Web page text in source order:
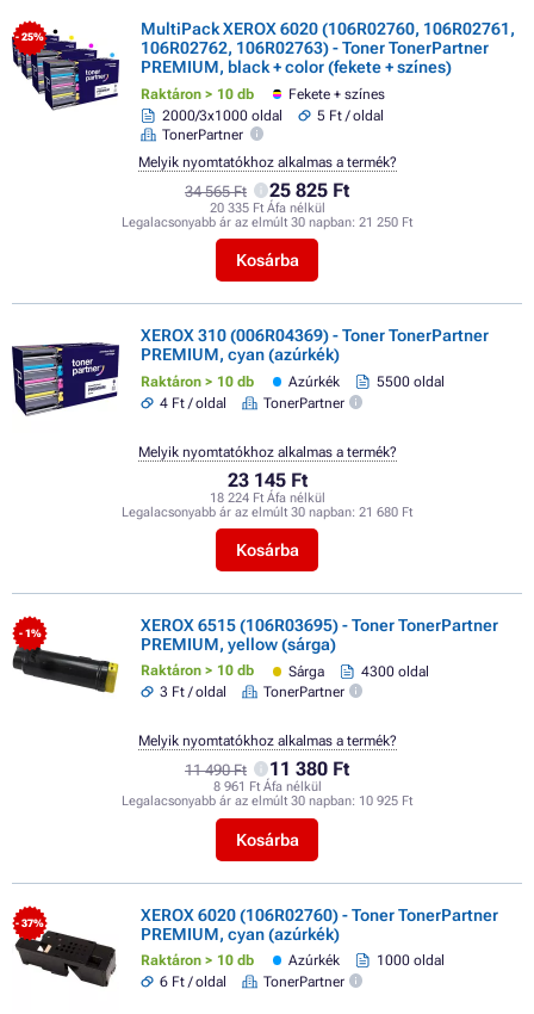
- 25%
MultiPack XEROX 6020 (106R02760, 106R02761,
106R02762, 106R02763) - Toner TonerPartner
PREMIUM, black + color (fekete + színes)
Raktáron > 10 db
Fekete + színes
2000/3x1000 oldal
5 Ft / oldal
TonerPartner
34 565 Ft 25 825 Ft
20 335 Ft Áfa nélkül
Legalacsonyabb ár az elmúlt 30 napban: 21 250 Ft
Kosárba
Melyik nyomtatókhoz alkalmas a termék?
XEROX 310 (006R04369) - Toner TonerPartner
PREMIUM, cyan (azúrkék)
Raktáron > 10 db Azúrkék
5500 oldal
4 Ft / oldal
TonerPartner
23 145 Ft
18 224 Ft Áfa nélkül
Legalacsonyabb ár az elmúlt 30 napban: 21 680 Ft
Kosárba
Melyik nyomtatókhoz alkalmas a termék?
- 1%
XEROX 6515 (106R03695) - Toner TonerPartner
PREMIUM, yellow (sárga)
Raktáron > 10 db Sárga
4300 oldal
3 Ft / oldal
TonerPartner
11 490 Ft 11 380 Ft
8 961 Ft Áfa nélkül
Legalacsonyabb ár az elmúlt 30 napban: 10 925 Ft
Kosárba
Melyik nyomtatókhoz alkalmas a termék?
- 37%
XEROX 6020 (106R02760) - Toner TonerPartner
PREMIUM, cyan (azúrkék)
Raktáron > 10 db Azúrkék
1000 oldal
6 Ft / oldal
TonerPartner